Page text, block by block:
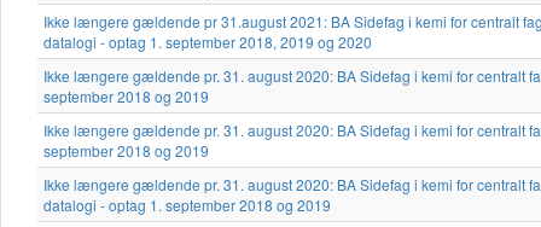
Ikke længere gældende pr 31.august 2021: BA Sidefag i kemi for centralt
datalogi - optag 1. september 2018, 2019 og 2020
Ikke længere gældende pr. 31. august 2020: BA Sidefag i kemi for centralt
september 2018 og 2019
Ikke længere gældende pr. 31. august 2020: BA Sidefag i kemi for centralt
september 2018 og 2019
Ikke længere gældende pr. 31. august 2020: BA Sidefag i kemi for centralt
datalogi - optag 1. september 2018 og 2019